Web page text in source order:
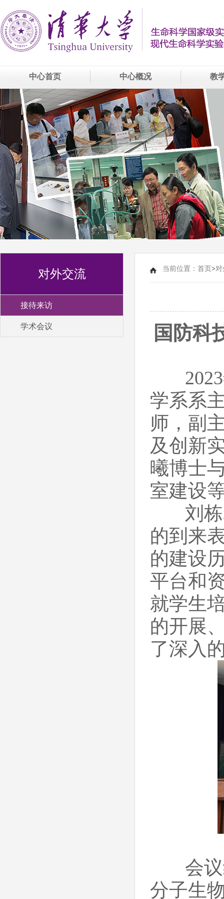
中心首页 中心概况 教
对外交流
接待来访
学术会议
当前位置： 首页 >对
国防科
2023
学系系
师，副
及创新
曦博士
室建设
刘栋
的到来
的建设
平台和
就学生
的开展
了深入
会议
分子生